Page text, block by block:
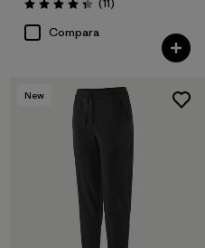
Valoración: 4.4 / 5
(11)
Compara
New